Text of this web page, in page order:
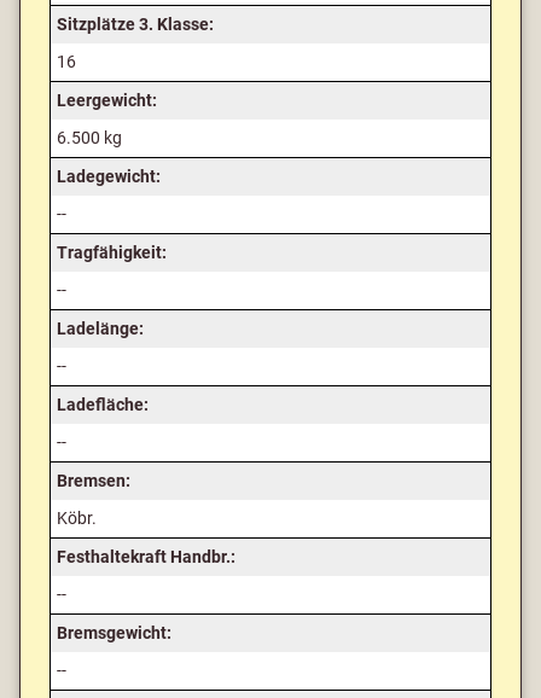
Sitzplätze 3. Klasse:
16
Leergewicht:
6.500 kg
Ladegewicht:
--
Tragfähigkeit:
--
Ladelänge:
--
Ladefläche:
--
Bremsen:
Köbr.
Festhaltekraft Handbr.:
--
Bremsgewicht:
--